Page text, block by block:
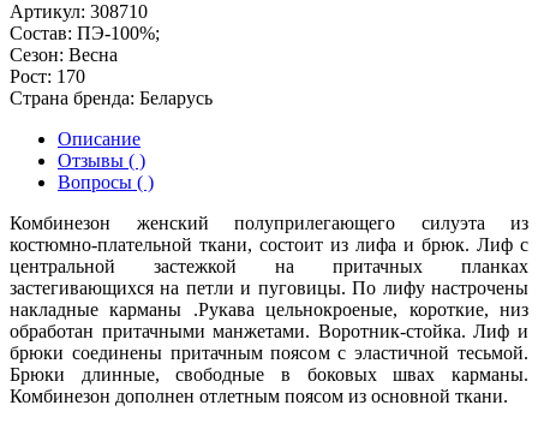
Артикул: 308710
Состав: ПЭ-100%;
Сезон: Весна
Рост: 170
Страна бренда: Беларусь
Описание
Отзывы ( )
Вопросы ( )
Комбинезон женский полуприлегающего силуэта из
костюмно-плательной ткани, состоит из лифа и брюк. Лиф с
центральной застежкой на притачных планках
застегивающихся на петли и пуговицы. По лифу настрочены
накладные карманы .Рукава цельнокроеные, короткие, низ
обработан притачными манжетами. Воротник-стойка. Лиф и
брюки соединены притачным поясом с эластичной тесьмой.
Брюки длинные, свободные в боковых швах карманы.
Комбинезон дополнен отлетным поясом из основной ткани.